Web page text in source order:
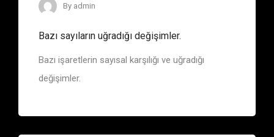
By admin
Bazı sayıların uğradığı değişimler.
Bazı işaretlerin sayısal karşılığı ve uğradığı
değişimler.